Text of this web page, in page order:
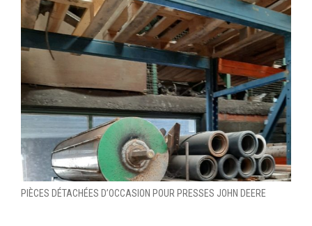
PIÈCES DÉTACHÉES D’OCCASION POUR PRESSES JOHN DEERE